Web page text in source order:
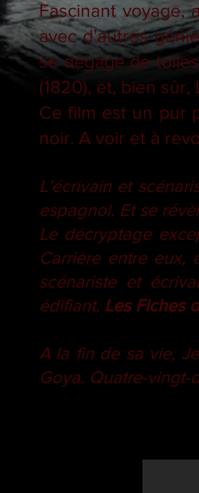
Fascinant voyage,
avec d’autres
se dégage de
(1820), et, bien sûr,
Ce film est un pur
noir. A voir et à
L’écrivain et
espagnol. Et se
Le décryptage
Carrière entre
scénariste et
édifiant. Les Fiches
A la fin de sa vie,
Goya. Quatre-